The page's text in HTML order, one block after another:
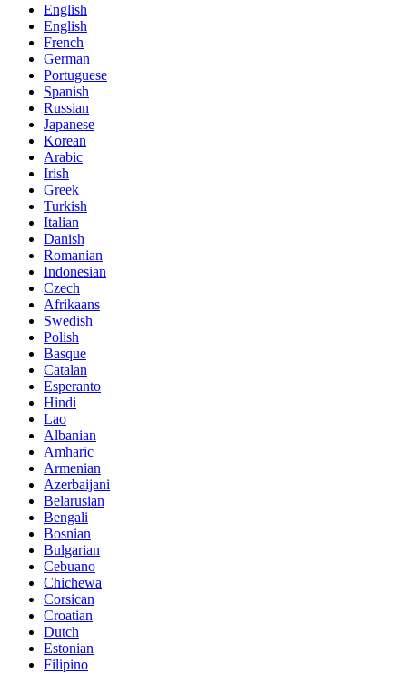
English
English
French
German
Portuguese
Spanish
Russian
Japanese
Korean
Arabic
Irish
Greek
Turkish
Italian
Danish
Romanian
Indonesian
Czech
Afrikaans
Swedish
Polish
Basque
Catalan
Esperanto
Hindi
Lao
Albanian
Amharic
Armenian
Azerbaijani
Belarusian
Bengali
Bosnian
Bulgarian
Cebuano
Chichewa
Corsican
Croatian
Dutch
Estonian
Filipino